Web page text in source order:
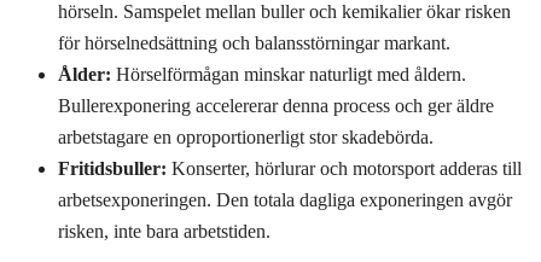
hörseln. Samspelet mellan buller och kemikalier ökar risken
för hörselnedsättning och balansstörningar markant.
Ålder: Hörselförmågan minskar naturligt med åldern.
Bullerexponering accelererar denna process och ger äldre
arbetstagare en oproportionerligt stor skadebörda.
Fritidsbuller: Konserter, hörlurar och motorsport adderas till
arbetsexponeringen. Den totala dagliga exponeringen avgör
risken, inte bara arbetstiden.